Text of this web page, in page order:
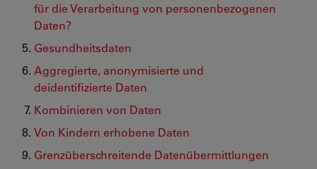
für die Verarbeitung von personenbezogenen
Daten?
Gesundheitsdaten
Aggregierte, anonymisierte und
deidentifizierte Daten
Kombinieren von Daten
Von Kindern erhobene Daten
Grenzüberschreitende Datenübermittlungen